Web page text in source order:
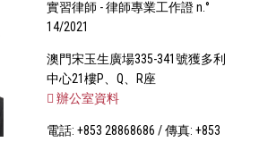
實習律師 - 律師專業工作證 n.°
14/2021
澳門宋玉生廣場335-341號獲多利
中心21樓P、Q、R座
辦公室資料
電話: +853 28868686 / 傳真: +853